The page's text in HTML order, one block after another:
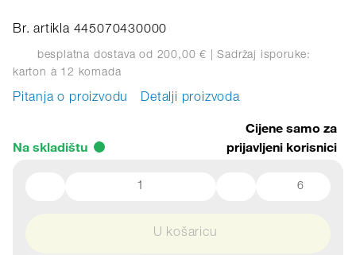
Br. artikla 445070430000
besplatna dostava od 200,00 € | Sadržaj isporuke:
karton à 12 komada
Pitanja o proizvodu Detalji proizvoda
Na skladištu
Cijene samo za
prijavljeni korisnici
6
U košaricu